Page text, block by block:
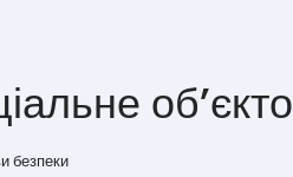
безпеки